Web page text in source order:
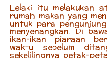
Lelaki itu melakukan
rumah makan yang
untuk para
menyenangkan. Di
ikan-ikan piaraan
waktu sebelum
sekelilingnya petak-